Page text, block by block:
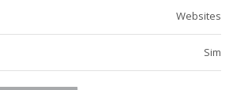
Websites
Sim